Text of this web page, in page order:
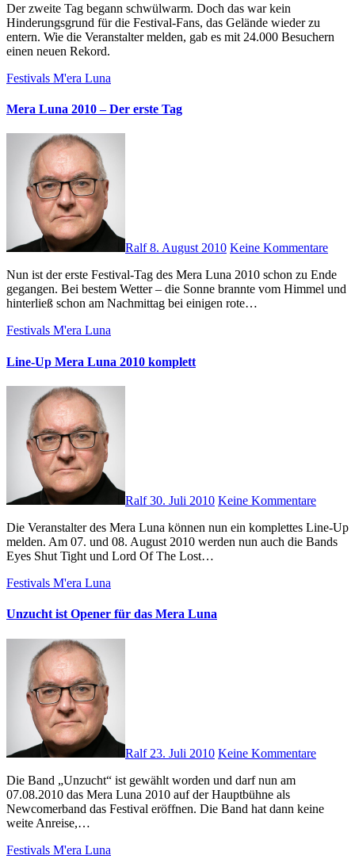
Der zweite Tag begann schwülwarm. Doch das war kein
Hinderungsgrund für die Festival-Fans, das Gelände wieder zu
entern. Wie die Veranstalter melden, gab es mit 24.000 Besuchern
einen neuen Rekord.
Festivals M'era Luna
Mera Luna 2010 – Der erste Tag
Ralf8. August 2010 Keine Kommentare
Nun ist der erste Festival-Tag des Mera Luna 2010 schon zu Ende
gegangen. Bei bestem Wetter – die Sonne brannte vom Himmel und
hinterließ schon am Nachmittag bei einigen rote…
Festivals M'era Luna
Line-Up Mera Luna 2010 komplett
Ralf30. Juli 2010 Keine Kommentare
Die Veranstalter des Mera Luna können nun ein komplettes Line-Up
melden. Am 07. und 08. August 2010 werden nun auch die Bands
Eyes Shut Tight und Lord Of The Lost…
Festivals M'era Luna
Unzucht ist Opener für das Mera Luna
Ralf 23. Juli 2010 Keine Kommentare
Die Band „Unzucht“ ist gewählt worden und darf nun am
07.08.2010 das Mera Luna 2010 auf der Hauptbühne als
Newcomerband das Festival eröffnen. Die Band hat dann keine
weite Anreise,…
Festivals M'era Luna